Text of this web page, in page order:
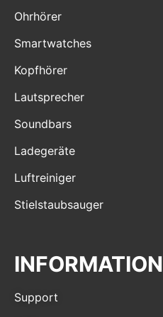
Ohrhörer
Smartwatches
Kopfhörer
Lautsprecher
Soundbars
Ladegeräte
Luftreiniger
Stielstaubsauger
INFORMATION
Support